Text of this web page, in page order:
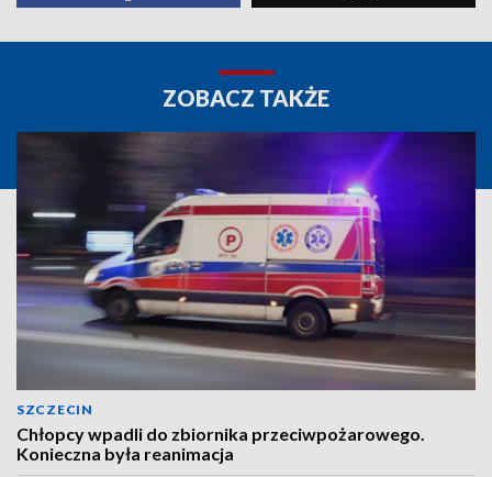
ZOBACZ TAKŻE
SZCZECIN
Chłopcy wpadli do zbiornika przeciwpożarowego.
Konieczna była reanimacja